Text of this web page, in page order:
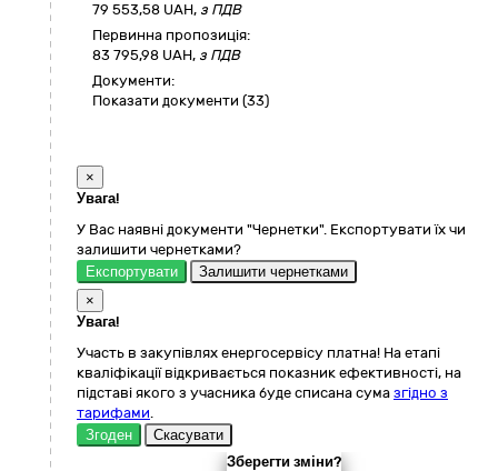
79 553,58 UAH, з ПДВ
Первинна пропозиція:
83 795,98 UAH, з ПДВ
Документи:
Показати документи (33)
×
Увага!
У Вас наявні документи "Чернетки". Експортувати їх чи
залишити чернетками?
Експортувати
Залишити чернетками
×
Увага!
Участь в закупівлях енергосервісу платна! На етапі
кваліфікації відкривається показник ефективності, на
підставі якого з учасника буде списана сума згідно з
тарифами.
Згоден
Скасувати
Зберегти зміни?